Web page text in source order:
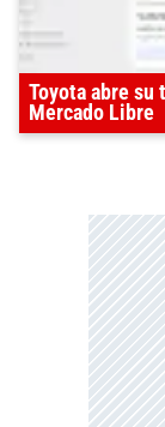
Toyota abre su
Mercado Libre